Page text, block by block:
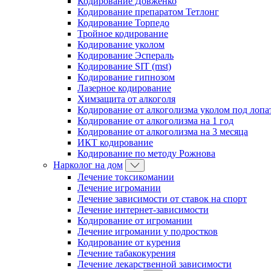
Кодирование препаратом Тетлонг
Кодирование Торпедо
Тройное кодирование
Кодирование уколом
Кодирование Эспераль
Кодирование SIT (mst)
Кодирование гипнозом
Лазерное кодирование
Химзащита от алкоголя
Кодирование от алкоголизма уколом под
Кодирование от алкоголизма на 1 год
Кодирование от алкоголизма на 3 месяца
ИКТ кодирование
Кодирование по методу Рожнова
Нарколог на дом
Лечение токсикомании
Лечение игромании
Лечение зависимости от ставок на спорт
Лечение интернет-зависимости
Кодирование от игромании
Лечение игромании у подростков
Кодирование от курения
Лечение табакокурения
Лечение лекарственной зависимости